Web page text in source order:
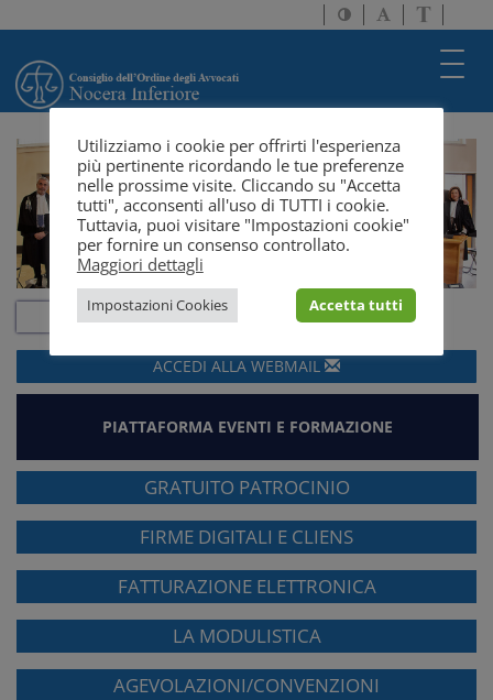
Attiva/disattiva
alto
Attiva/
dimensione
a
solo
ACCEDI ALLA WEBMAIL
PIATTAFORMA EVENTI E FORMAZIONE
GRATUITO PATROCINIO
FIRME DIGITALI E CLIENS
FATTURAZIONE ELETTRONICA
LA MODULISTICA
AGEVOLAZIONI/CONVENZIONI
Utilizziamo i cookie per offrirti l'esperienza
più pertinente ricordando le tue preferenze
nelle prossime visite. Cliccando su "Accetta
tutti", acconsenti all'uso di TUTTI i cookie.
Tuttavia, puoi visitare "Impostazioni cookie"
per fornire un consenso controllato.
Maggiori dettagli
Impostazioni Cookies Accetta tutti